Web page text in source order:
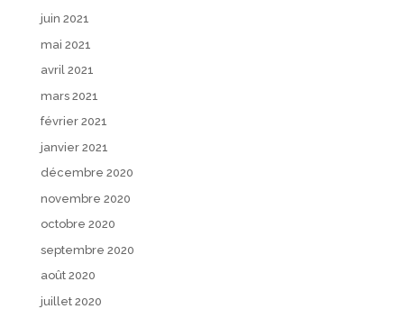
juin 2021
mai 2021
avril 2021
mars 2021
février 2021
janvier 2021
décembre 2020
novembre 2020
octobre 2020
septembre 2020
août 2020
juillet 2020